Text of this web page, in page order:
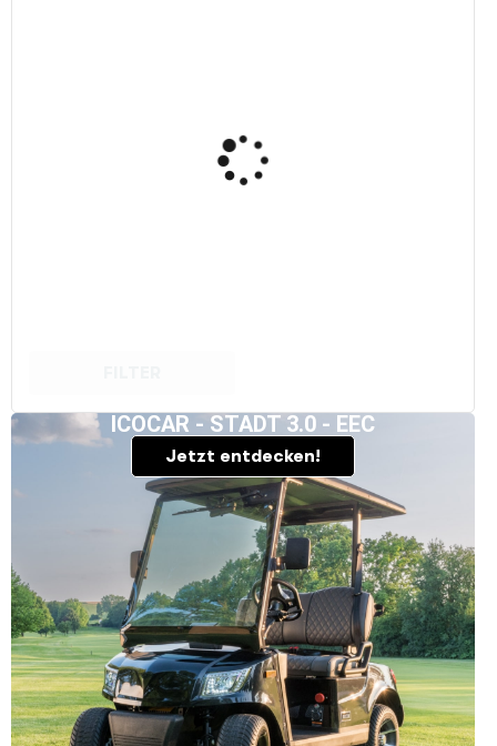
ICOCAR - STADT 3.0 - EEC
Jetzt entdecken!